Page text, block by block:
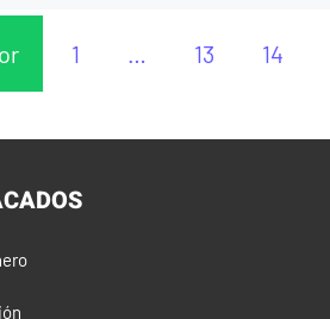
1 … 13 14